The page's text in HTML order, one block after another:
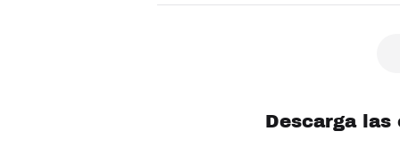
Descarga las